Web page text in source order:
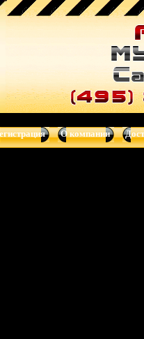
автомагнитолы,
Prology, Audio Art, Art Sound
О компании